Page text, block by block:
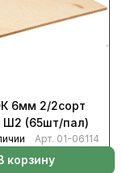
Ш2 (65шт/пал)
Арт. 01-06114
корзину